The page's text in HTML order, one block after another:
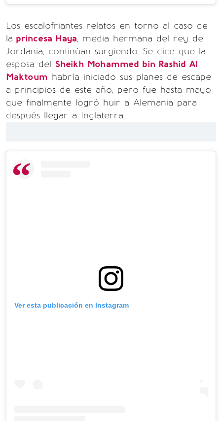
Los escalofriantes relatos en torno al caso de
la princesa Haya, media hermana del rey de
Jordania, continúan surgiendo. Se dice que la
esposa del Sheikh Mohammed bin Rashid Al
Maktoum habría iniciado sus planes de escape
a principios de este año, pero fue hasta mayo
que finalmente logró huir a Alemania para
después llegar a Inglaterra.
Ver esta publicación en Instagram